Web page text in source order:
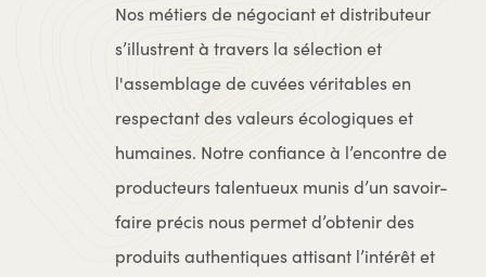
Nos métiers de négociant et distributeur
s’illustrent à travers la sélection et
l'assemblage de cuvées véritables en
respectant des valeurs écologiques et
humaines. Notre confiance à l’encontre de
producteurs talentueux munis d’un savoir-
faire précis nous permet d’obtenir des
produits authentiques attisant l’intérêt et